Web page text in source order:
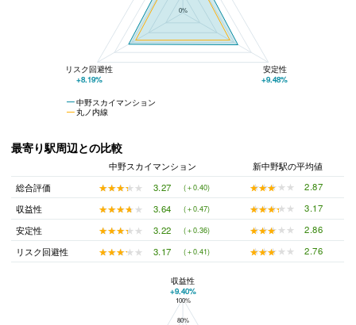
0%
中野スカイマンション
丸ノ内線
リスク回避性
+8.19%
安定性
+9.48%
最寄り駅周辺との比較
中野スカイマンション
新中野駅の平均値
総合評価
★★★★★
★★★★★ 3.27 (＋0.40) ★★★★★
★★★★★
2.87
収益性
★★★★★
★★★★★ 3.64 (＋0.47) ★★★★★
★★★★★
3.17
安定性
★★★★★
★★★★★ 3.22 (＋0.36) ★★★★★
★★★★★
2.86
リスク回避性
★★★★★
★★★★★ 3.17 (＋0.41) ★★★★★
★★★★★ 2.76
中野スカイマンションと新中野駅の平均値の総合評価の比較
100%
80%
収益性
+9.40%